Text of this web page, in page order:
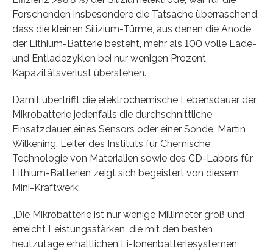
Forschenden insbesondere die Tatsache überraschend,
dass die kleinen Silizium-Türme, aus denen die Anode
der Lithium-Batterie besteht, mehr als 100 volle Lade-
und Entladezyklen bei nur wenigen Prozent
Kapazitätsverlust überstehen.
Damit übertrifft die elektrochemische Lebensdauer der
Mikrobatterie jedenfalls die durchschnittliche
Einsatzdauer eines Sensors oder einer Sonde. Martin
Wilkening, Leiter des Instituts für Chemische
Technologie von Materialien sowie des CD-Labors für
Lithium-Batterien zeigt sich begeistert von diesem
Mini-Kraftwerk:
„Die Mikrobatterie ist nur wenige Millimeter groß und
erreicht Leistungsstärken, die mit den besten
heutzutage erhältlichen Li-Ionenbatteriesystemen